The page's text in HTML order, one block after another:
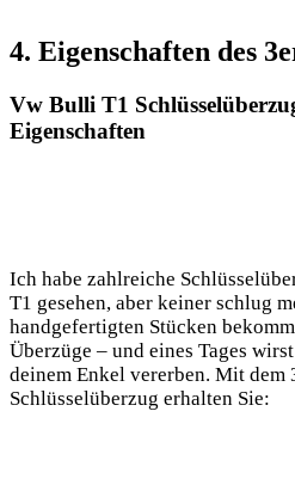
4. Eigenschaften des
Vw Bulli T1⁣
‍Eigenschaften
Ich habe zahlreiche
T1 gesehen, aber⁣ keiner​ schlug‍
handgefertigten ⁢Stücken
Überzüge ⁣–‌ und eines Tages⁢
⁢deinem Enkel ‌vererben. ‍Mit
Schlüsselüberzug erhalten Sie: